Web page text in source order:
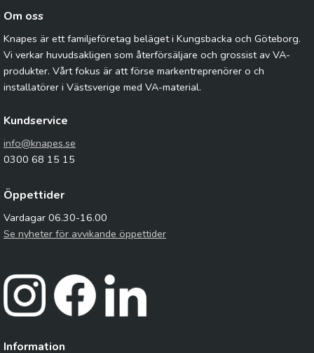
Om oss
Knapes är ett familjeföretag beläget i Kungsbacka och Göteborg.
Vi verkar huvudsakligen som återförsäljare och grossist av VA-
produkter. Vårt fokus är att förse markentreprenörer o ch
installatörer i Västsverige med VA-material.
Kundservice
info@knapes.se
0300 68 15 15
Öppettider
Vardagar 06.30-16.00
Se nyheter för avvikande öppettider
Information